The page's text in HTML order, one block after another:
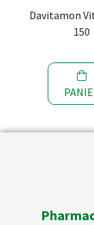
Davitamon
150